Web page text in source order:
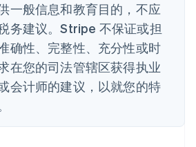
一般信息和教育目的，不应
务建议。Stripe 不保证或担
确性、完整性、充分性或时
在您的司法管辖区获得执业
会计师的建议，以就您的特